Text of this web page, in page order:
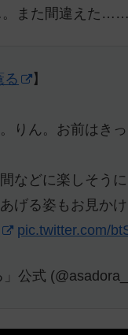
また間違えた
る 】
りん。お前はき
などに楽しそう
げる姿もお見か
pic.twitter.com/
公式